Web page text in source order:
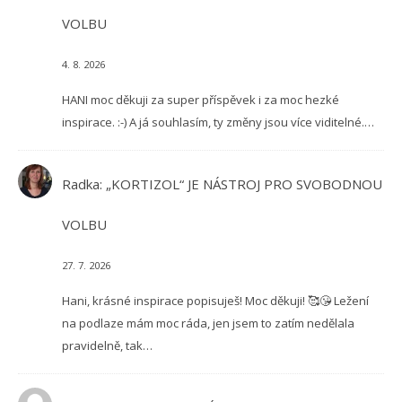
VOLBU
4. 8. 2026
HANI moc děkuji za super příspěvek i za moc hezké
inspirace. :-) A já souhlasím, ty změny jsou více viditelné.…
Radka: „KORTIZOL“ JE NÁSTROJ PRO SVOBODNOU
VOLBU
27. 7. 2026
Hani, krásné inspirace popisuješ! Moc děkuji! 🥰😘 Ležení
na podlaze mám moc ráda, jen jsem to zatím nedělala
pravidelně, tak…